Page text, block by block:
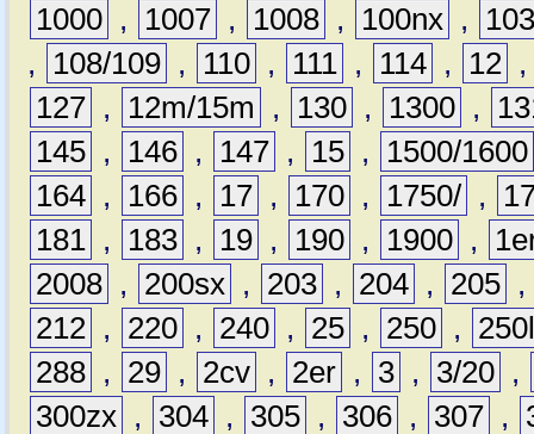
1000 , 1007 , 1008 , 100nx ,
,
108/109 , 110 , 111 , 114 , 12
127 , 12m/15m , 130 , 1300 ,
145 , 146 , 147 , 15 ,
1500/1600
164 , 166 , 17 , 170 , 1750/ ,
181 , 183 , 19 , 190 , 1900 ,
2008 , 200sx , 203 , 204 , 205 ,
212 , 220 , 240 , 25 , 250 ,
288 , 29 , 2cv , 2er , 3 , 3/20 ,
300zx , 304 , 305 , 306 , 307 ,